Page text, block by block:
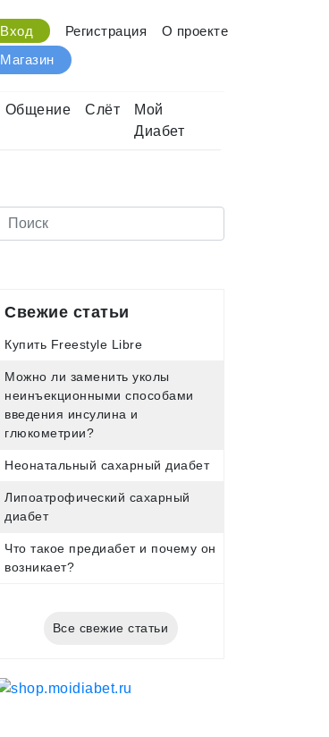
Вход Регистрация
О проекте
Магазин
Общение Слёт
Мой
Диабет
Свежие статьи
Купить Freestyle Libre
Можно ли заменить уколы
неинъекционными способами
введения инсулина и
глюкометрии?
Неонатальный сахарный диабет
Липоатрофический сахарный
диабет
Что такое предиабет и почему он
возникает?
Все свежие статьи